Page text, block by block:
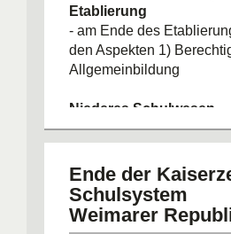
Etablierung
- am Ende des
den Aspekten 1)
Allgemeinbildung
Niederes Schulwesen
- um 1850 "niederes
Bildung
- preußische
- nach 1848 (Scheitern
Regulative von 1854:
elementare
Ende der
Schulsystem
Weimarer